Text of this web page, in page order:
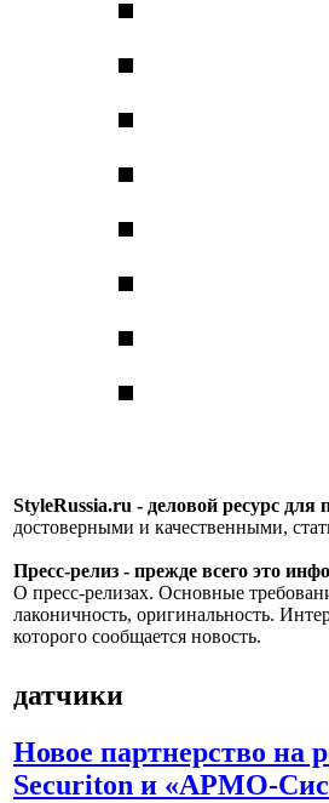
StyleRussia.ru - деловой ресурс для
достоверными и качественными,
Пресс-релиз - прежде всего это
О пресс-релизах. Основные
лаконичность, оригинальность.
которого сообщается новость.
датчики
Новое партнерство на
Securiton и «АРМО-